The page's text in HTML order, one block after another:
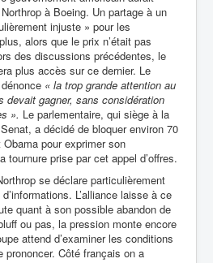
à Boeing. Un partage à un
injuste » pour les
alors que le prix n’était pas
des discussions précédentes, le
plus accès sur ce dernier. Le
« la trop grande attention au
devait gagner, sans considération
». Le parlementaire, qui siège à la
a décidé de bloquer environ 70
pour exprimer son
tournure prise par cet appel d’offres.
se déclare particulièrement
L’alliance laisse à ce
quant à son possible abandon de
ou pas, la pression monte encore
attend d’examiner les conditions
prononcer. Côté français on a